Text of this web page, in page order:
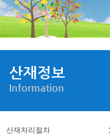
산재정보
Information
산재처리절차